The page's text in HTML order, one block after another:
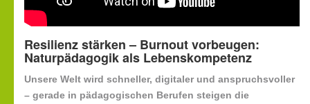
Resilienz stärken – Burnout vorbeugen:
Naturpädagogik als Lebenskompetenz
Unsere Welt wird schneller, digitaler und anspruchsvoller
– gerade in pädagogischen Berufen steigen die